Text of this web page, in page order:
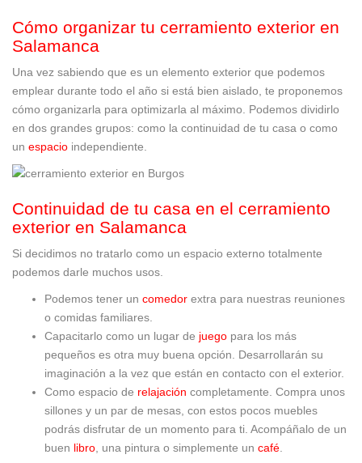
Cómo organizar tu cerramiento exterior en
Salamanca
Una vez sabiendo que es un elemento exterior que podemos
emplear durante todo el año si está bien aislado, te proponemos
cómo organizarla para optimizarla al máximo. Podemos dividirlo
en dos grandes grupos: como la continuidad de tu casa o como
un espacio independiente.
Continuidad de tu casa en el cerramiento
exterior en Salamanca
Si decidimos no tratarlo como un espacio externo totalmente
podemos darle muchos usos.
Podemos tener un comedor extra para nuestras reuniones
o comidas familiares.
Capacitarlo como un lugar de juego para los más
pequeños es otra muy buena opción. Desarrollarán su
imaginación a la vez que están en contacto con el exterior.
Como espacio de relajación completamente. Compra unos
sillones y un par de mesas, con estos pocos muebles
podrás disfrutar de un momento para ti. Acompáñalo de un
buen libro , una pintura o simplemente un café